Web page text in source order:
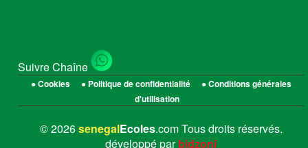
Suivre Chaîne
● Cookies ● Politique de confidentialité
● Conditions générales
d'utilisation
© 2026senegalEcoles.com Tous droits réservés.
développé parbidzoni